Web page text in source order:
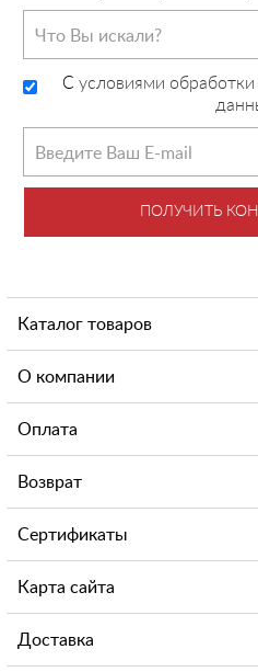
C условиями
ПОЛУЧИТЬ
Каталог товаров
О компании
Оплата
Возврат
Сертификаты
Карта сайта
Доставка